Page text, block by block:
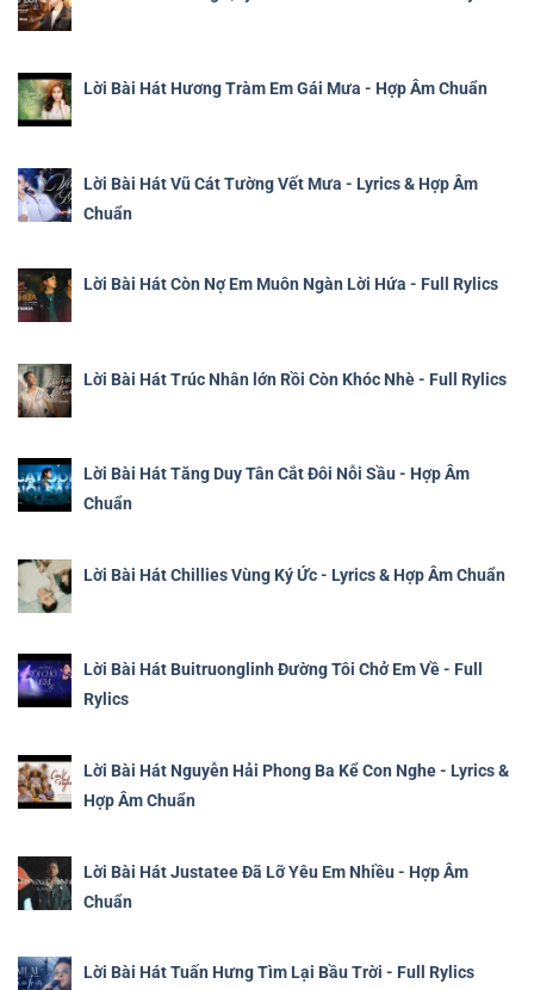
Lời Bài Hát Hương Tràm Em Gái Mưa - Hợp Âm Chuẩn
Lời Bài Hát Vũ Cát Tường Vết Mưa - Lyrics & Hợp Âm
Chuẩn
Lời Bài Hát Còn Nợ Em Muôn Ngàn Lời Hứa - Full Rylics
Lời Bài Hát Trúc Nhân lớn Rồi Còn Khóc Nhè - Full Rylics
Lời Bài Hát Tăng Duy Tân Cắt Đôi Nỗi Sầu - Hợp Âm
Chuẩn
Lời Bài Hát Chillies Vùng Ký Ức - Lyrics & Hợp Âm Chuẩn
Lời Bài Hát Buitruonglinh Đường Tôi Chở Em Về - Full
Rylics
Lời Bài Hát Nguyễn Hải Phong Ba Kể Con Nghe - Lyrics &
Hợp Âm Chuẩn
Lời Bài Hát Justatee Đã Lỡ Yêu Em Nhiều - Hợp Âm
Chuẩn
Lời Bài Hát Tuấn Hưng Tìm Lại Bầu Trời - Full Rylics